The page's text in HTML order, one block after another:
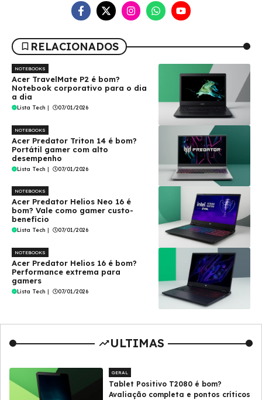
RELACIONADOS
NOTEBOOKS
Acer TravelMate P2 é bom?
Notebook corporativo para o dia
a dia
Lista Tech | 07/01/2026
NOTEBOOKS
Acer Predator Triton 14 é bom?
Portátil gamer com alto
desempenho
Lista Tech | 07/01/2026
NOTEBOOKS
Acer Predator Helios Neo 16 é
bom? Vale como gamer custo-
benefício
Lista Tech | 07/01/2026
NOTEBOOKS
Acer Predator Helios 16 é bom?
Performance extrema para
gamers
Lista Tech | 07/01/2026
ULTIMAS
GERAL
Tablet Positivo T2080 é bom?
Avaliação completa e pontos críticos